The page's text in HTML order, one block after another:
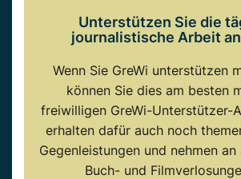
Unterstützen Sie die
journalistische Arbeit
Wenn Sie GreWi unterstützen
können Sie dies am besten
freiwilligen GreWi-Unterstützer-
erhalten dafür auch noch
Gegenleistungen und nehmen an
Buch- und